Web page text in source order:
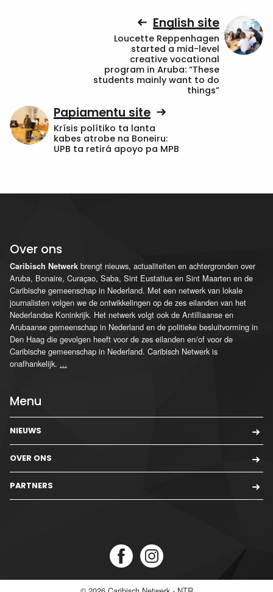
English site
Loucette Reppenhagen
started a mid-level
creative vocational
program in Aruba: “These
students mainly want to do
things”
Papiamentu site
Krísis polítiko ta lanta
kabes atrobe na Boneiru:
UPB ta retirá apoyo pa MPB
Over ons
Caribisch Netwerk brengt nieuws, actualiteiten en achtergronden over
Aruba, Bonaire, Curaçao, Saba, Sint Eustatius en Sint Maarten en de
Caribische gemeenschap in Nederland. Met een netwerk van lokale
journalisten volgen we de ontwikkelingen op de zes eilanden van het
Nederlandse Koninkrijk. Het netwerk volgt ook de Antilliaanse en
Arubaanse gemeenschap in Nederland en de politieke besluitvorming in
Den Haag die gevolgen heeft voor de zes eilanden en/of voor de
Caribische gemeenschap in Nederland. Caribisch Netwerk is
onafhankelijk. ...
Menu
NIEUWS
OVER ONS
PARTNERS